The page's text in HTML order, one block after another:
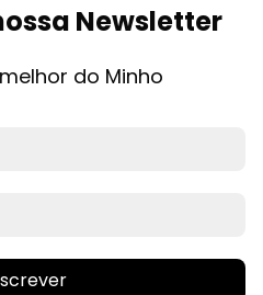
Newsletter
do Minho